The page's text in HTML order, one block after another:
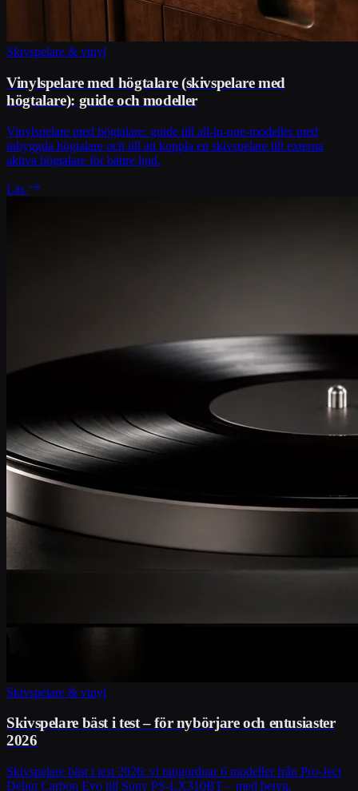
Skivspelare & vinyl
Vinylspelare med högtalare (skivspelare med
högtalare): guide och modeller
Vinylspelare med högtalare: guide till all-in-one-modeller med
inbyggda högtalare och till att koppla en skivspelare till externa
aktiva högtalare för bättre ljud.
Läs
Skivspelare & vinyl
Skivspelare bäst i test – för nybörjare och entusiaster
2026
Skivspelare bäst i test 2026: vi rangordnar 6 modeller från Pro-Ject
Debut Carbon Evo till Sony PS-LX310BT – med betyg,